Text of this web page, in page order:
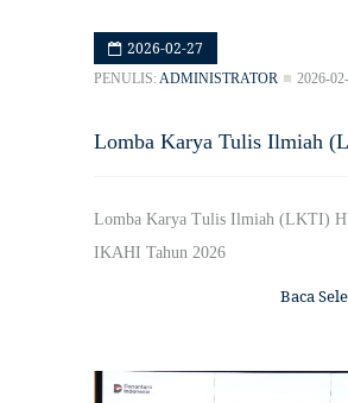
2026-02-27
PENULIS:ADMINISTRATOR 2026-
Lomba Karya Tulis Ilmiah
Lomba Karya Tulis Ilmiah (LKTI)
IKAHI Tahun 2026
Baca